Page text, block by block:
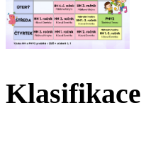
Klasifikace